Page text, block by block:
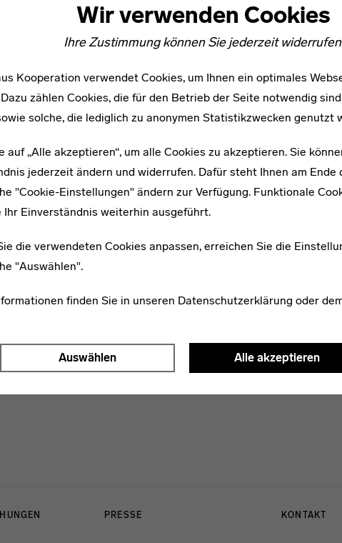
Wir verwenden Cookies
Ihre Zustimmung können Sie jederzeit
Kooperation verwendet Cookies, um Ihnen ein optimales
zählen Cookies, die für den Betrieb der Seite notwendig
solche, die lediglich zu anonymen Statistikzwecken genutzt
auf „Alle akzeptieren“, um alle Cookies zu akzeptieren. Sie
jederzeit ändern und widerrufen. Dafür steht Ihnen am Ende
"Cookie-Einstellungen" ändern zur Verfügung. Funktionale
Ihr Einverständnis weiterhin ausgeführt.
die verwendeten Cookies anpassen, erreichen Sie die
"Auswählen".
finden Sie in unseren Datenschutzerklärung oder
Auswählen Alle akzeptieren
WEITERE ARTIKEL ZUM THEMA
Erika Feuerstein
* 1902
PRESSE KONTAKT